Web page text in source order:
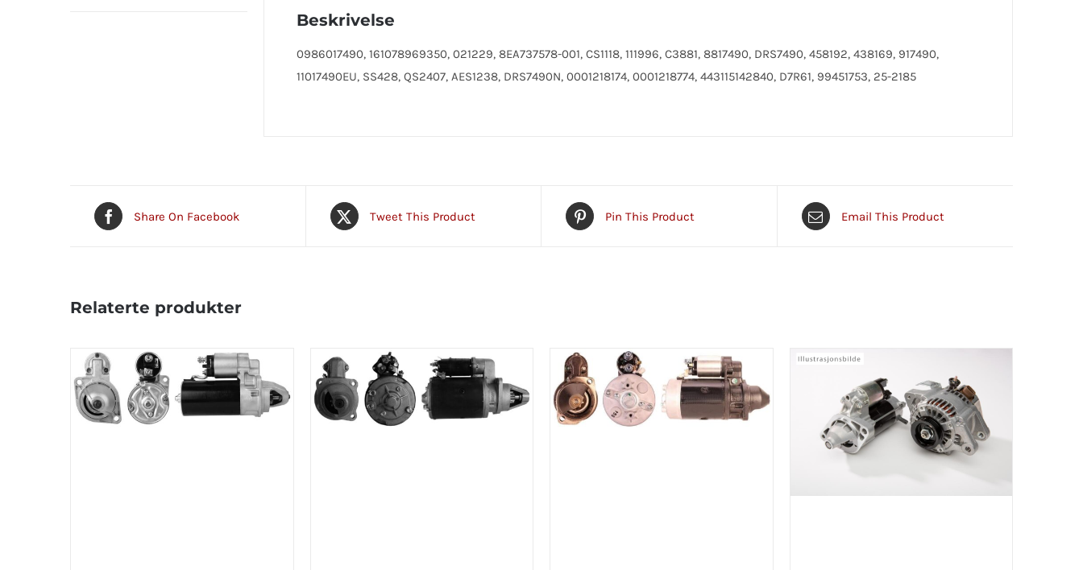
Beskrivelse
0986017490, 161078969350, 021229, 8EA737578-001, CS1118, 111996, C3881, 8817490, DRS7490, 458192, 438169, 917490,
11017490EU, SS428, QS2407, AES1238, DRS7490N, 0001218174, 0001218774, 443115142840, D7R61, 99451753, 25-2185
Share On Facebook Tweet This Product Pin This Product Email This Product
Relaterte produkter